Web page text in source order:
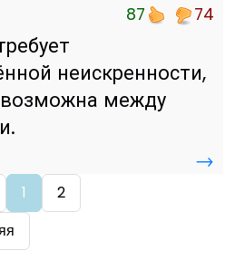
87 74
неискренности,
возможна между
→
1
2